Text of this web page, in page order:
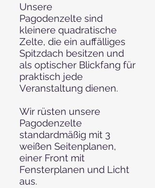
Unsere
Pagodenzelte sind
kleinere quadratische
Zelte, die ein auffälliges
Spitzdach besitzen und
als optischer Blickfang für
praktisch jede
Veranstaltung dienen.
Wir rüsten unsere
Pagodenzelte
standardmäßig mit 3
weißen Seitenplanen,
einer Front mit
Fensterplanen und Licht
aus.